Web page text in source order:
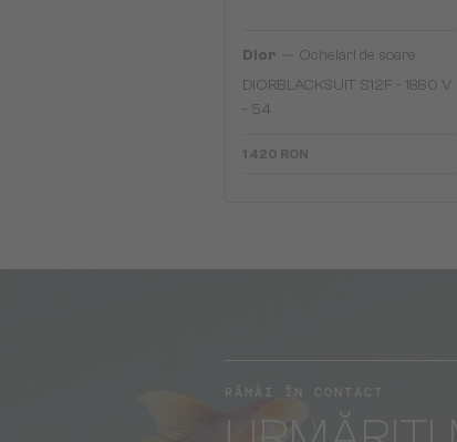
Dior
Ochelari de soare
DIORBLACKSUIT S12F - 18B0 V
- 54
1 420 RON
RĂMÂI ÎN CONTACT